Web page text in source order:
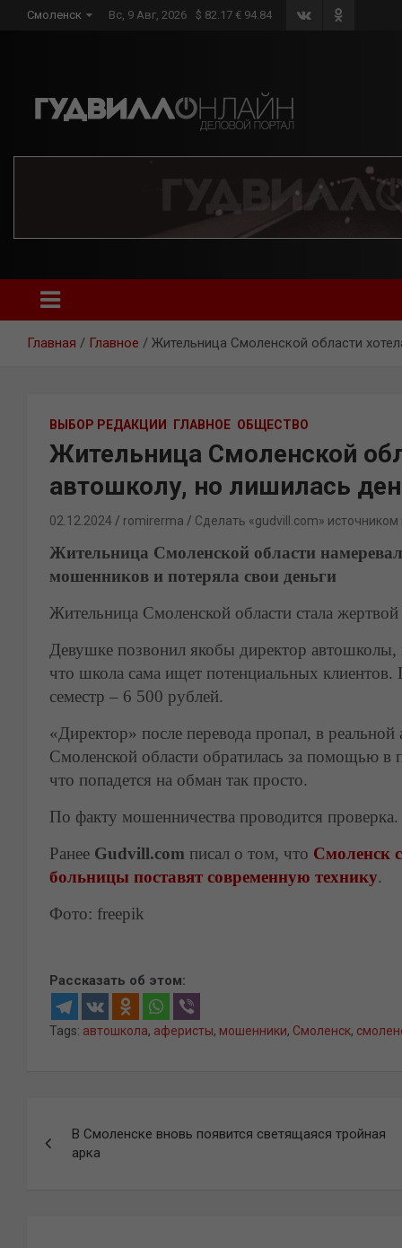
Смоленск Вс, 9 Авг, 2026 $ 82.17 € 94.84
Главная Главное Жительница Смоленской области
ВЫБОР РЕДАКЦИИ ГЛАВНОЕ ОБЩЕСТВО
Жительница Смоленской
автошколу, но лишилась
02.12.2024 romirerma Сделать «gudvill.com» источником
Жительница Смоленской области
мошенников и потеряла свои деньги
Жительница Смоленской области стала
Девушке позвонил якобы директор
что школа сама ищет потенциальных клиентов.
семестр – 6 500 рублей.
«Директор» после перевода пропал, в
Смоленской области обратилась за помощью
что попадется на обман так просто.
По факту мошенничества проводится проверка.
Ранее Gudvill.com писал о том, что Смоленск
больницы поставят современную технику.
Фото: freepik
Рассказать об этом:
Tags: автошкола, аферисты, мошенники, Смоленск,
по
В Смоленске вновь появится светящаяся тройная
арка